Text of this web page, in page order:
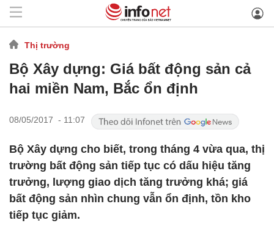
Thị trường
Bộ Xây dựng: Giá bất động sản cả
hai miền Nam, Bắc ổn định
08/05/2017 - 11:07
Bộ Xây dựng cho biết, trong tháng 4 vừa qua, thị
trường bất động sản tiếp tục có dấu hiệu tăng
trưởng, lượng giao dịch tăng trưởng khá; giá
bất động sản nhìn chung vẫn ổn định, tồn kho
tiếp tục giảm.